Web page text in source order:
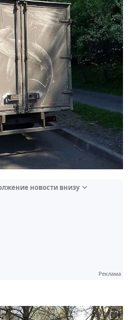
новости внизу
Реклама